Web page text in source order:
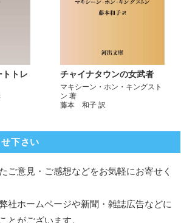
トトレ
チャイナタウンの女武者
マキシーン・ホン・キングスト
ン 著
藤本 和子 訳
下さい
ご意見・ご感想などをお気軽にお寄せく
社ホームページや新聞・雑誌広告などに
とがございます。